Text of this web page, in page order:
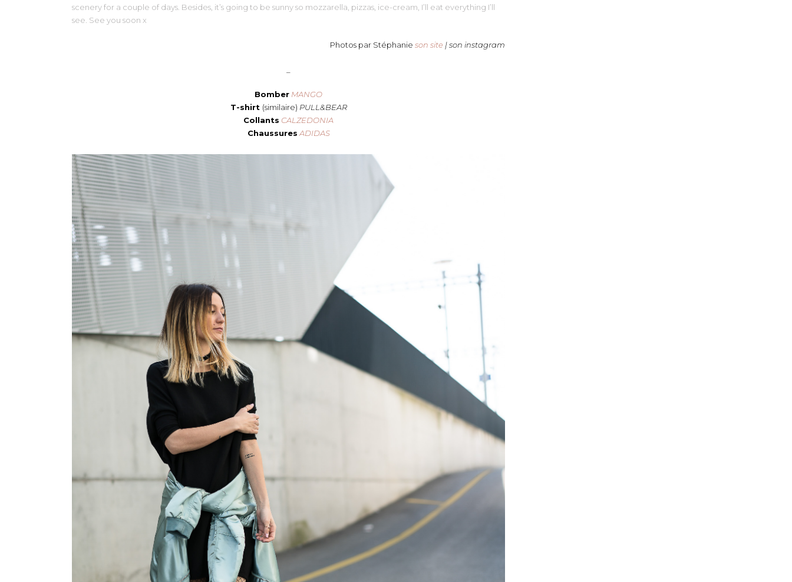
scenery for a couple of days. Besides, it’s going to be sunny so mozzarella, pizzas, ice-cream, I’ll eat everything I’ll
see. See you soon x
Photos par Stéphanie son site | son instagram
Bomber MANGO
T-shirt (similaire) PULL&BEAR
Collants CALZEDONIA
Chaussures ADIDAS